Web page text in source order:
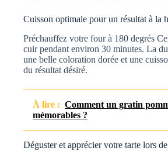
Cuisson optimale pour un résultat à la
Préchauffez votre four à 180 degrés
cuir pendant environ 30 minutes. La
une belle coloration dorée et une
du résultat désiré.
À lire : Comment un gratin
mémorables ?
Déguster et apprécier votre tarte lors